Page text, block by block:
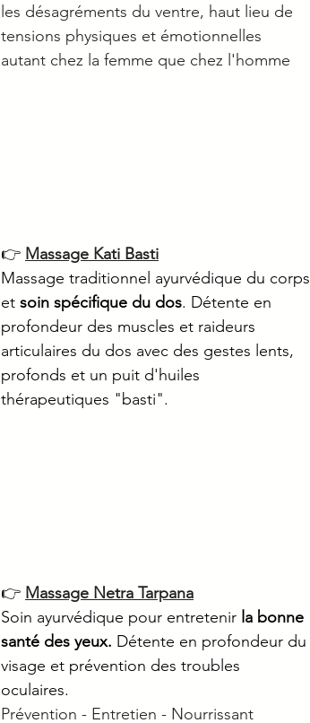
les désagréments du ventre, haut lieu de
tensions physiques et émotionnelles
autant chez la femme que chez l'homme
👉 Massage Kati Basti
Massage traditionnel ayurvédique du corps
et soin spécifique du dos. Détente en
profondeur des muscles et raideurs
articulaires du dos avec des gestes lents,
profonds et un puit d'huiles
thérapeutiques "basti".
👉 Massage Netra Tarpana
Soin ayurvédique pour entretenir la bonne
santé des yeux. Détente en profondeur du
visage et prévention des troubles
oculaires.
Prévention - Entretien - Nourrissant